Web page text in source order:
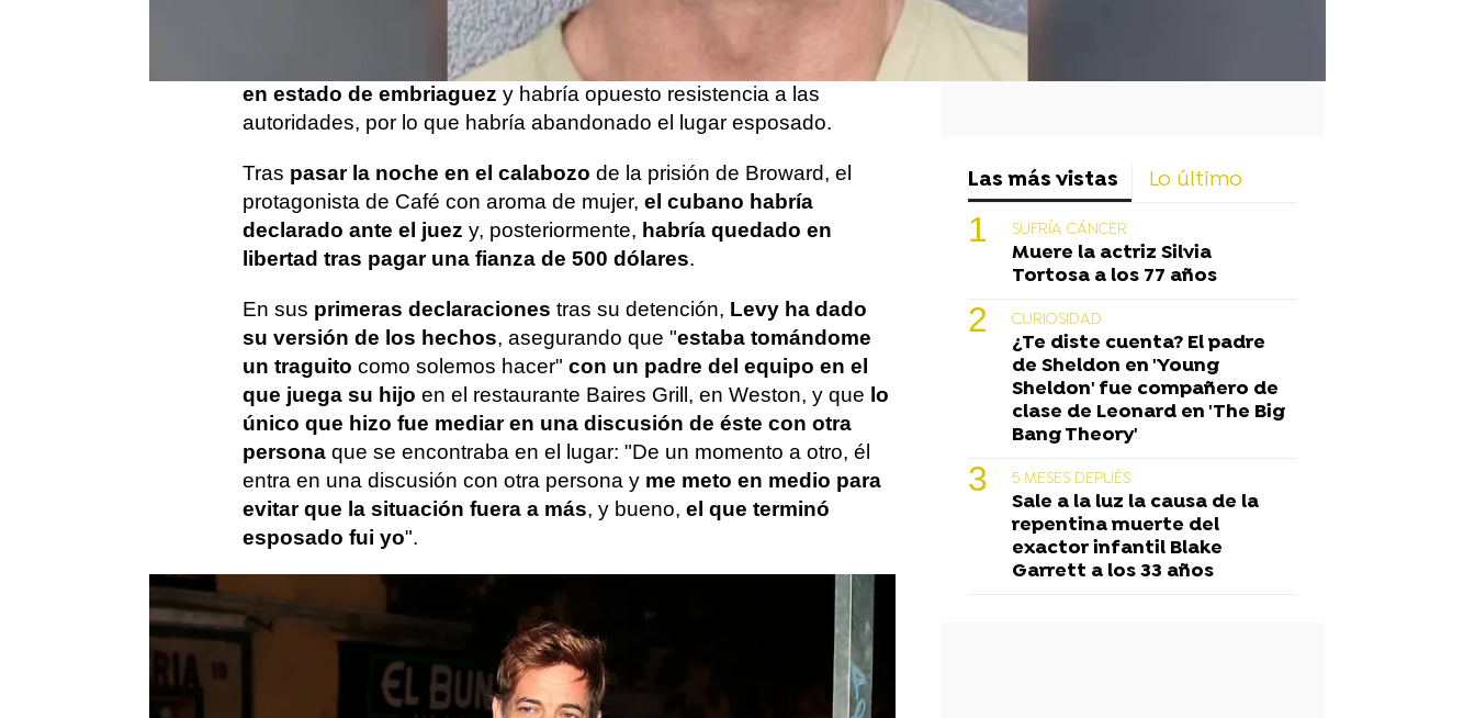
la localidad de Weston, al sur de Florida,
acusado de alterar el
orden público y de allanamiento de morada
ocurrido en un restaurante en el que, según testigo presenciales, iría
en estado de embriaguez y habría opuesto resistencia a las
autoridades, por lo que habría abandonado el lugar esposado.
Tras pasar la noche en el calabozo de la prisión de Broward, el
protagonista de Café con aroma de mujer, el cubano habría
declarado ante el juez y, posteriormente, habría quedado en
libertad tras pagar una fianza de 500 dólares.
En sus primeras declaraciones tras su detención, Levy ha dado
su versión de los hechos, asegurando que "estaba tomándome
un traguito como solemos hacer" con un padre del equipo en el
que juega su hijo en el restaurante Baires Grill, en Weston, y que lo
único que hizo fue mediar en una discusión de éste con otra
persona que se encontraba en el lugar: "De un momento a otro, él
entra en una discusión con otra persona y me meto en medio para
evitar que la situación fuera a más, y bueno, el que terminó
esposado fui yo".
Las más vistas Lo último
SUFRÍA CÁNCER
Muere la actriz Silvia
Tortosa a los 77 años
CURIOSIDAD
¿Te diste cuenta? El padre
de Sheldon en 'Young
Sheldon' fue compañero de
clase de Leonard en 'The Big
Bang Theory'
5 MESES DEPUÉS
Sale a la luz la causa de la
repentina muerte del
exactor infantil Blake
Garrett a los 33 años